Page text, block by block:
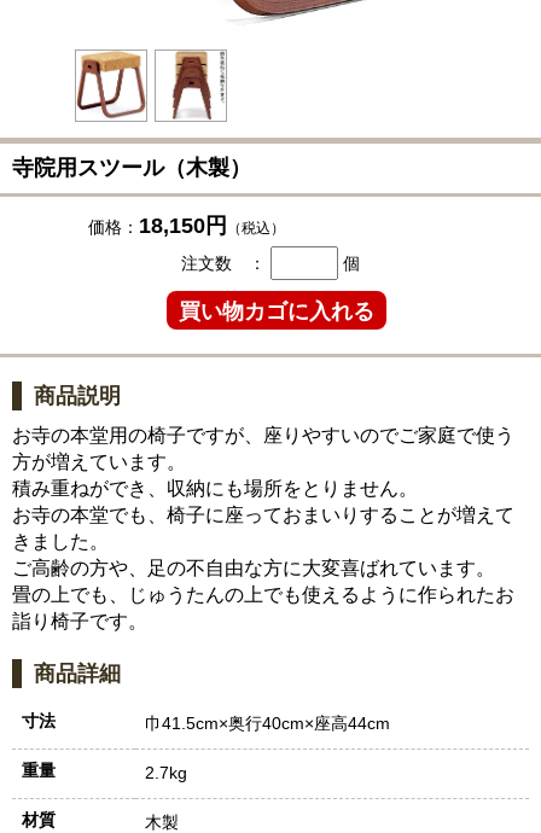
寺院用スツール（木製）
価格： 18,150円 （税込）
注文数 ： 個
商品説明
お寺の本堂用の椅子ですが、座りやすいのでご家庭で使う
方が増えています。
積み重ねができ、収納にも場所をとりません。
お寺の本堂でも、椅子に座っておまいりすることが増えて
きました。
ご高齢の方や、足の不自由な方に大変喜ばれています。
畳の上でも、じゅうたんの上でも使えるように作られたお
詣り椅子です。
商品詳細
寸法 巾41.5cm×奥行40cm×座高44cm
重量 2.7kg
材質 木製